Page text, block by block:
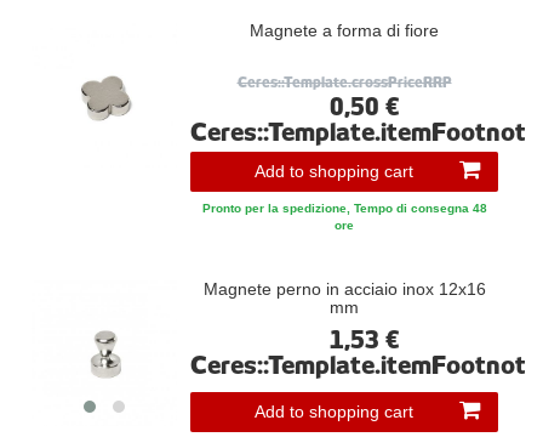
Magnete a forma di fiore
Ceres::Template.crossPriceRRP
0,50 €
Ceres::Template.itemFootnote
Add to shopping cart
Pronto per la spedizione, Tempo di consegna 48
ore
Magnete perno in acciaio inox 12x16
mm
1,53 €
Ceres::Template.itemFootnote
Add to shopping cart